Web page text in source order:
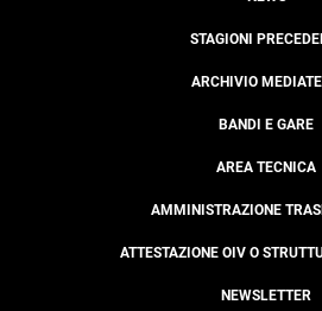
STAGIONI
ARCHIVIO
BANDI E GARE
AREA TECNICA
AMMINISTRAZIONE
ATTESTAZIONE OIV O
NEWSLETTER